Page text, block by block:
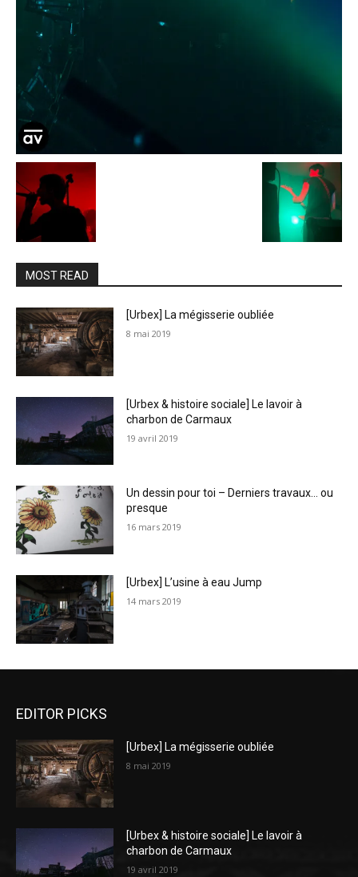
MOST READ
[Urbex] La mégisserie oubliée
8 mai 2019
[Urbex & histoire sociale] Le lavoir à
charbon de Carmaux
19 avril 2019
Un dessin pour toi – Derniers travaux… ou
presque
16 mars 2019
[Urbex] L’usine à eau Jump
14 mars 2019
EDITOR PICKS
[Urbex] La mégisserie oubliée
8 mai 2019
[Urbex & histoire sociale] Le lavoir à
charbon de Carmaux
19 avril 2019